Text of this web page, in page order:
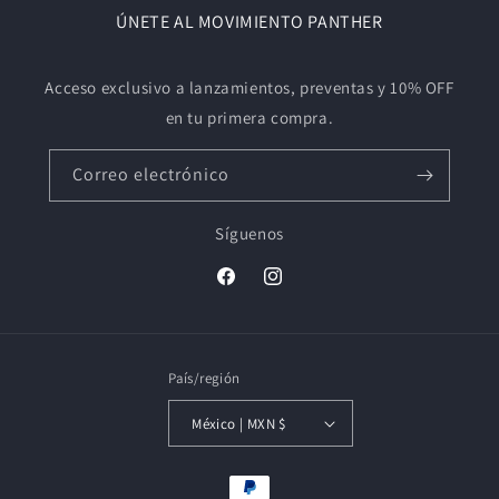
ÚNETE AL MOVIMIENTO PANTHER
Acceso exclusivo a lanzamientos, preventas y 10% OFF
en tu primera compra.
Correo electrónico
Síguenos
FacebookInstagram
País/región
México | MXN $
Formas